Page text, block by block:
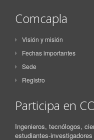
Comcapla
Visión y misión
Fechas importantes
Sede
Registro
Participa en
Ingenieros, tecnólogos,
estudiantes-